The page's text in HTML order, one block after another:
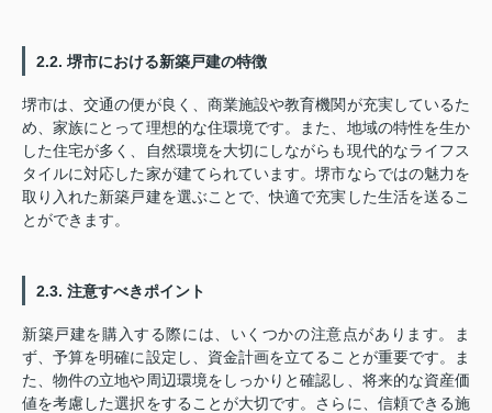
2.2. 堺市における新築戸建の特徴
堺市は、交通の便が良く、商業施設や教育機関が充実しているた
め、家族にとって理想的な住環境です。また、地域の特性を生か
した住宅が多く、自然環境を大切にしながらも現代的なライフス
タイルに対応した家が建てられています。堺市ならではの魅力を
取り入れた新築戸建を選ぶことで、快適で充実した生活を送るこ
とができます。
2.3. 注意すべきポイント
新築戸建を購入する際には、いくつかの注意点があります。ま
ず、予算を明確に設定し、資金計画を立てることが重要です。ま
た、物件の立地や周辺環境をしっかりと確認し、将来的な資産価
値を考慮した選択をすることが大切です。さらに、信頼できる施